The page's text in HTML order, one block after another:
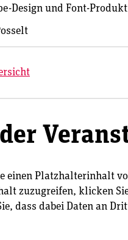
Design und Font-
einen Platzhalterinhalt
zuzugreifen, klicken
dass dabei Daten an